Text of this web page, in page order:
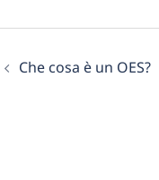
Che cosa è un OES?